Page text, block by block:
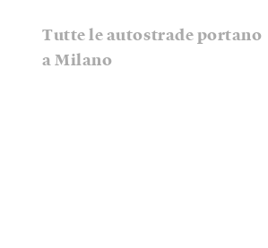
Tutte le autostrade portano
a Milano